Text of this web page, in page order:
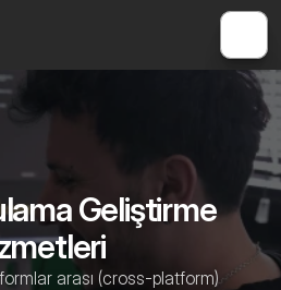
Geliştirme
arası (cross-platform)